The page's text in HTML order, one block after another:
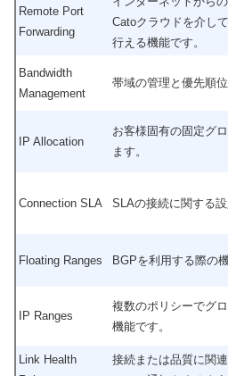
Remote Port
Forwarding
Catoクラウドを介し
行える機能です。
Bandwidth
Management
帯域の管理と優先順
IP Allocation
お客様固有の固定グ
ます。
Connection SLA SLAの接続に関する設
Floating Ranges BGPを利用する際の機
IP Ranges
複数のポリシーでグ
機能です。
Link Health
接続または品質に関